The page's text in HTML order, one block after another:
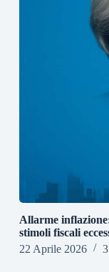
Allarme
stimoli fiscali
22 Aprile 2026